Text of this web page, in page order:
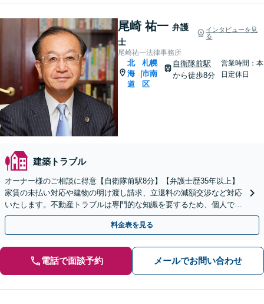
尾崎 祐一 弁護
士
インタビューを見
る
尾崎祐一法律事務所
北
海
道
札幌
市南
区
自衛隊前駅
から徒歩8分
営業時間：本
日定休日
建築トラブル
オーナー様のご相談に得意【自衛隊前駅8分】【弁護士歴35年以上】
家賃の未払い対応や建物の明け渡し請求、立退料の減額交渉など対応
いたします。不動産トラブルは専門的な知識を要するため、個人での
解決は困難です。【初回相談無料】【完全個室】
料金表を見る
電話で面談予約 メールでお問い合わせ